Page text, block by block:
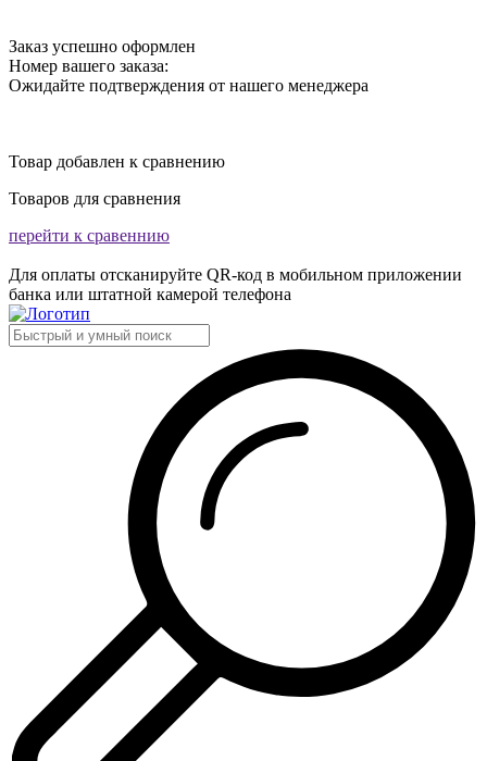
Заказ успешно оформлен
Номер вашего заказа:
Ожидайте подтверждения от нашего менеджера
Товар добавлен к сравнению
Товаров для сравнения
перейти к сравеннию
Для оплаты отсканируйте QR-код в мобильном приложении
банка или штатной камерой телефона